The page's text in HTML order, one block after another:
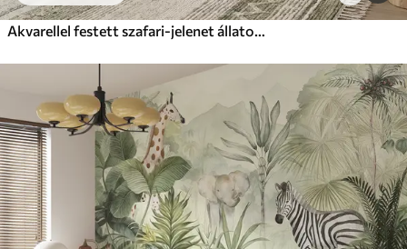
Akvarellel festett szafari-jelenet állatokkal, finom pasztell árnyalatokban, amelyen egy zsiráf, egy elefántborjú, egy zebra és egy oroszlánkölyök látható